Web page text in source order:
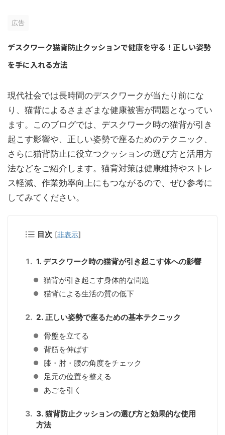
広告
デスクワーク猫背防止クッションで健康を守る！正しい姿勢
を手に入れる方法
現代社会では長時間のデスクワークが当たり前にな
り、猫背によるさまざまな健康被害が問題となってい
ます。このブログでは、デスクワーク時の猫背が引き
起こす影響や、正しい姿勢で座るためのテクニック、
さらに猫背防止に役立つクッションの選び方と活用方
法などをご紹介します。猫背対策は健康維持やストレ
ス軽減、作業効率向上にもつながるので、ぜひ参考に
してみてください。
目次 [非表示]
1. デスクワーク時の猫背が引き起こす体への影響
猫背が引き起こす身体的な問題
猫背による生活の質の低下
2. 正しい姿勢で座るための基本テクニック
骨盤を立てる
背筋を伸ばす
膝・肘・腰の角度をチェック
足元の位置を整える
あごを引く
3. 猫背防止クッションの選び方と効果的な使用
方法